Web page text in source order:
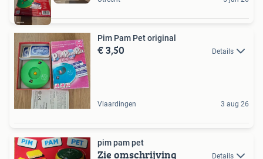
Pim Pam Pet original
€ 3,50 Details
Vlaardingen 3 aug 26
pim pam pet
Zie omschrijving Details